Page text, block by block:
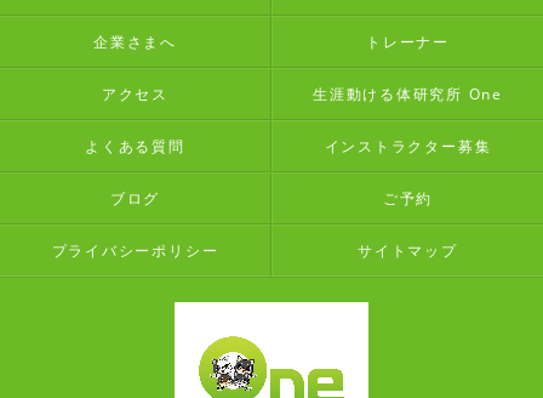
企業さまへ トレーナー
アクセス 生涯動ける体研究所 One
よくある質問 インストラクター募集
ブログ ご予約
プライバシーポリシー サイトマップ